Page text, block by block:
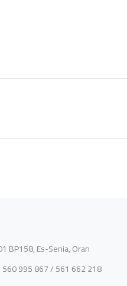
BP158, Es-Senia, Oran
560 995 867 / 561 662 218